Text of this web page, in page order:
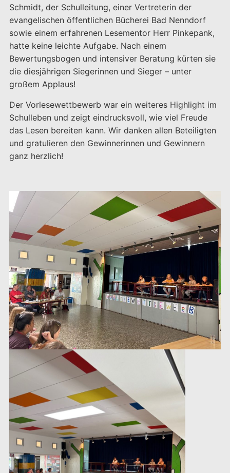
Schmidt, der Schulleitung, einer Vertreterin der
evangelischen öffentlichen Bücherei Bad Nenndorf
sowie einem erfahrenen Lesementor Herr Pinkepank,
hatte keine leichte Aufgabe. Nach einem
Bewertungsbogen und intensiver Beratung kürten sie
die diesjährigen Siegerinnen und Sieger – unter
großem Applaus!
Der Vorlesewettbewerb war ein weiteres Highlight im
Schulleben und zeigt eindrucksvoll, wie viel Freude
das Lesen bereiten kann. Wir danken allen Beteiligten
und gratulieren den Gewinnerinnen und Gewinnern
ganz herzlich!